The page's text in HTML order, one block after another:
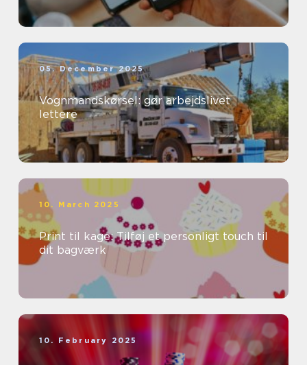
05. December 2025
Vognmandskørsel: gør arbejdslivet
lettere
10. March 2025
Print til kage: Tilføj et personligt touch til
dit bagværk
10. February 2025